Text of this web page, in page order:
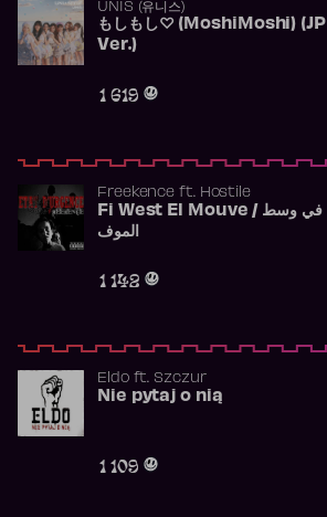
UNIS (유니스)
もしもし♡ (MoshiMoshi) (JP
Ver.)
1 619
Freekence ft. Hostile
Fi West El Mouve / في وسط
الموف
1 142
Eldoft. Szczur
Nie pytaj o nią
1 109